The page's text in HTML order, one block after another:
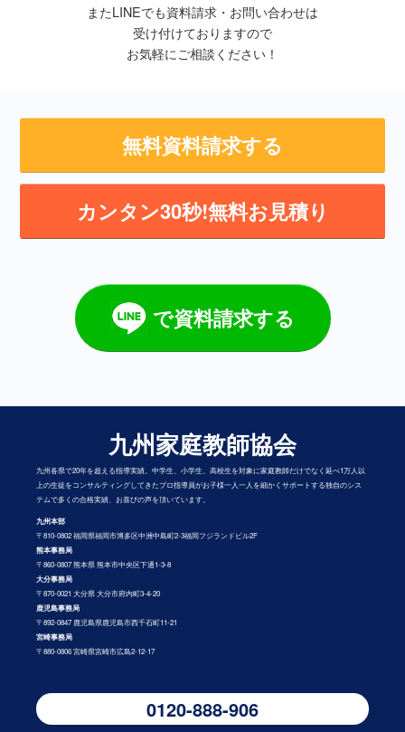
またLINEでも資料請求・お問い合わせは
受け付けておりますので
お気軽にご相談ください！
無料資料請求する
カンタン30秒!無料お見積り
で資料請求する
九州家庭教師協会
九州各県で20年を超える指導実績。中学生、小学生、高校生を対象に家庭教師だけでなく延べ1万人以
上の生徒をコンサルティングしてきたプロ指導員がお子様一人一人を細かくサポートする独自のシス
テムで多くの合格実績、お喜びの声を頂いています。
九州本部
〒810-0802 福岡県福岡市博多区中洲中島町2-3福岡フジランドビル2F
熊本事務局
〒860-0807 熊本県 熊本市中央区下通1-3-8
大分事務局
〒870-0021 大分県 大分市府内町3-4-20
鹿児島事務局
〒892-0847 鹿児島県鹿児島市西千石町11-21
宮崎事務局
〒880-0806 宮崎県宮崎市広島2-12-17
0120-888-906